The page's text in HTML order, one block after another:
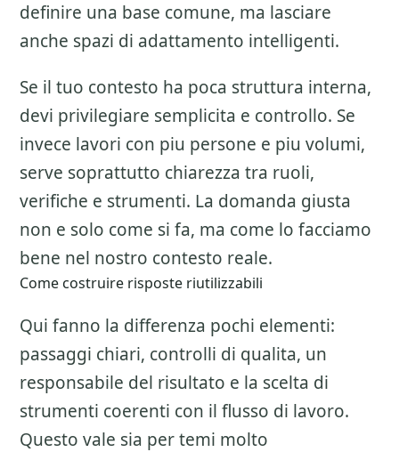
definire una base comune, ma lasciare
anche spazi di adattamento intelligenti.
Se il tuo contesto ha poca struttura interna,
devi privilegiare semplicita e controllo. Se
invece lavori con piu persone e piu volumi,
serve soprattutto chiarezza tra ruoli,
verifiche e strumenti. La domanda giusta
non e solo come si fa, ma come lo facciamo
bene nel nostro contesto reale.
Come costruire risposte riutilizzabili
Qui fanno la differenza pochi elementi:
passaggi chiari, controlli di qualita, un
responsabile del risultato e la scelta di
strumenti coerenti con il flusso di lavoro.
Questo vale sia per temi molto